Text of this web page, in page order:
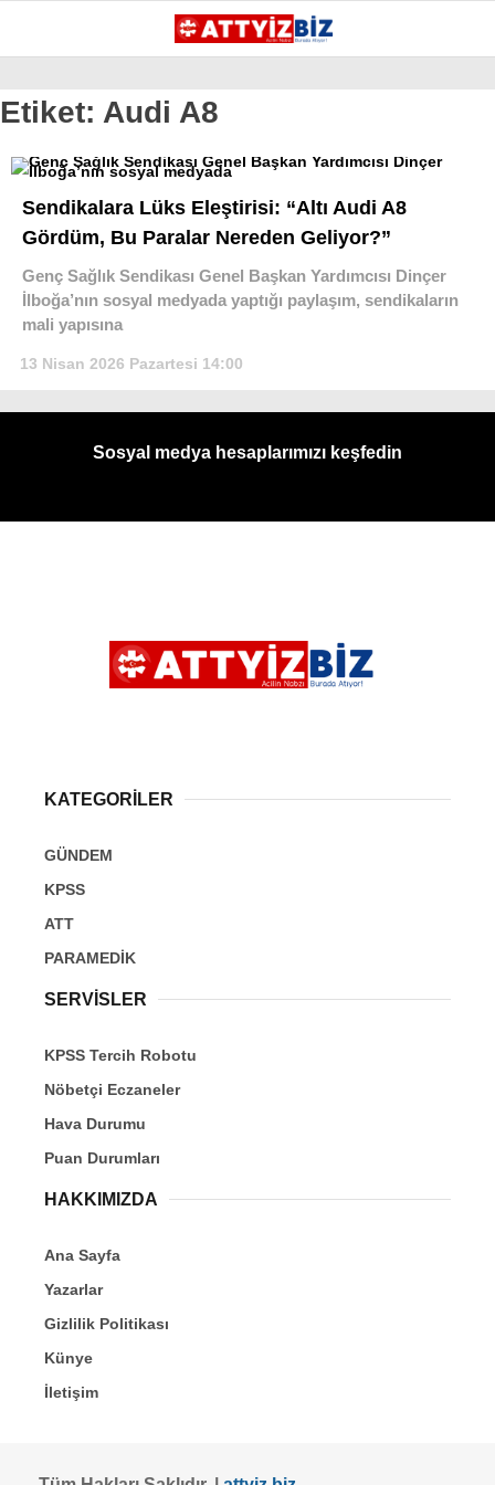
GALERİ VİDEO
KATEGORİLER
GÜNDEM
112 ACİL
KPSS
ATT
Etiket: Audi A8
Sendikalara Lüks Eleştirisi: “Altı Audi A8
Gördüm, Bu Paralar Nereden Geliyor?”
Genç Sağlık Sendikası Genel Başkan Yardımcısı Dinçer
İlboğa’nın sosyal medyada yaptığı paylaşım, sendikaların
mali yapısına
13 Nisan 2026 Pazartesi 14:00
Sosyal medya hesaplarımızı keşfedin
KATEGORİLER
GÜNDEM
KPSS
ATT
PARAMEDİK
SERVİSLER
KPSS Tercih Robotu
Nöbetçi Eczaneler
Hava Durumu
Puan Durumları
HAKKIMIZDA
Ana Sayfa
Yazarlar
Gizlilik Politikası
Künye
İletişim